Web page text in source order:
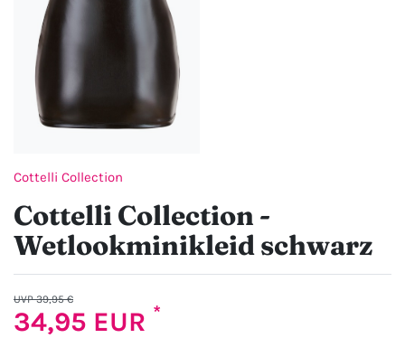
Cottelli Collection
Cottelli Collection -
Wetlookminikleid schwarz
UVP 39,95 €
34,95 EUR *